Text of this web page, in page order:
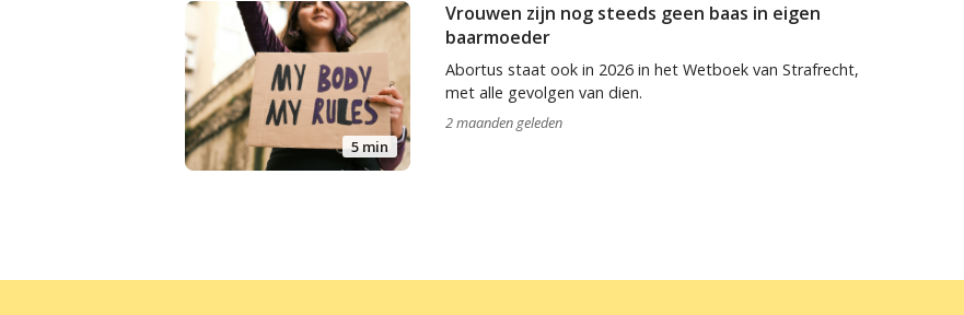
5 min
Vrouwen zijn nog steeds geen baas in eigen
baarmoeder
Abortus staat ook in 2026 in het Wetboek van Strafrecht,
met alle gevolgen van dien.
2 maanden geleden